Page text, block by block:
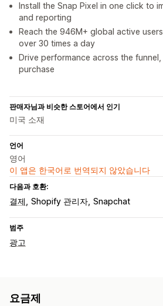
Install the Snap Pixel in one click to
and reporting
Reach the 946M+ global active
over 30 times a day
Drive performance across the
purchase
판매자님과 비슷한 스토어에서 인기
미국 소재
언어
영어
이 앱은 한국어로 번역되지 않았습니다
다음과 호환:
결제 Shopify 관리자 Snapchat
범주
광고
요금제